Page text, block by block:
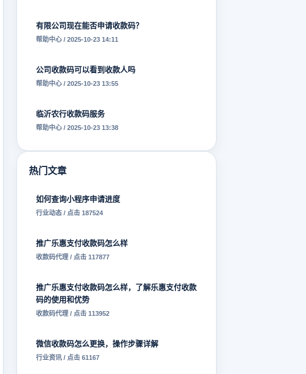
有限公司现在能否申请收款码？
帮助中心 / 2025-10-23 14:11
公司收款码可以看到收款人吗
帮助中心 / 2025-10-23 13:55
临沂农行收款码服务
帮助中心 / 2025-10-23 13:38
热门文章
如何查询小程序申请进度
行业动态 / 点击 187524
推广乐惠支付收款码怎么样
收款码代理 / 点击 117877
推广乐惠支付收款码怎么样，了解乐惠支付收款
码的使用和优势
收款码代理 / 点击 113952
微信收款码怎么更换，操作步骤详解
行业资讯 / 点击 61167